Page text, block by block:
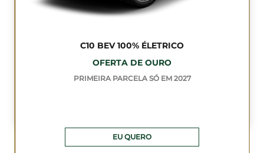
C10 BEV 100% ÉLETRICO
OFERTA DE OURO
PRIMEIRA PARCELA SÓ EM 2027
EU QUERO